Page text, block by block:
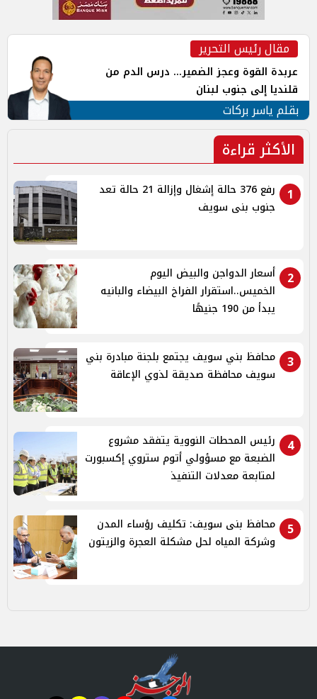
مقال رئيس التحرير
عربدة القوة وعجز الضمير... درس الدم من
قلنديا إلى جنوب لبنان
بقلم ياسر بركات
الأكثر قراءة
1
رفع 376 حالة إشغال وإزالة 21 حالة تعد
جنوب بنى سويف
2
أسعار الدواجن والبيض اليوم
الخميس..استقرار الفراخ البيضاء والبانيه
يبدأ من 190 جنيهًا
3
محافظ بني سويف يجتمع بلجنة مبادرة بني
سويف محافظة صديقة لذوي الإعاقة
4
رئيس المحطات النووية يتفقد مشروع
الضبعة مع مسؤولي أتوم ستروي إكسبورت
لمتابعة معدلات التنفيذ
5
محافظ بنى سويف: تكليف رؤساء المدن
وشركة المياه لحل مشكلة العجرة والزيتون